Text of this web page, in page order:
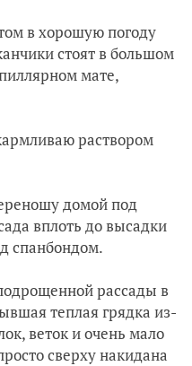
в хорошую погоду
стоят в большом
мате,
раствором
домой под
вплоть до высадки
спанбондом.
рассады в
теплая грядка из-
веток и очень мало
сверху накидана